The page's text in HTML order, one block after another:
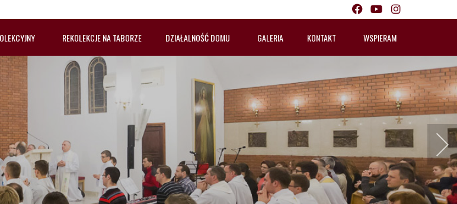
REKOLEKCJE NA TABORZE DZIAŁALNOŚĆ DOMU GALERIA KONTAKT WSPIERAM